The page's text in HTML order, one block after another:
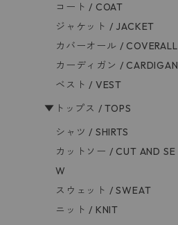
コート / COAT
ジャケット / JACKET
カバーオール / COVERALL
カーディガン / CARDIGAN
ベスト / VEST
▼トップス / TOPS
シャツ / SHIRTS
カットソー / CUT AND SE
W
スウェット / SWEAT
ニット / KNIT